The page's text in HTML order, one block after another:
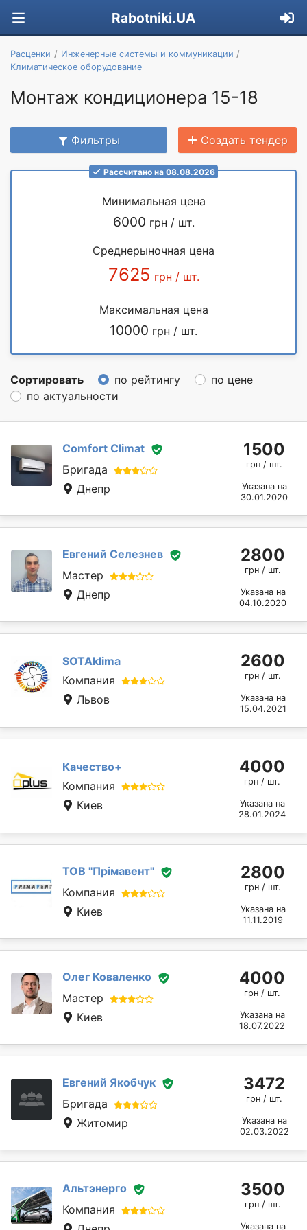
Rabotniki.UA
Расценки
Инженерные системы и коммуникации
Климатическое оборудование
Монтаж кондиционера 15-18
Фильтры Создать тендер
Рассчитано на 08.08.2026
Минимальная цена
6000 грн / шт.
Среднерыночная цена
7625 грн / шт.
Максимальная цена
10000 грн / шт.
Сортировать по рейтингу
по цене
по актуальности
Comfort Climat
Бригада
Днепр
1500
грн / шт.
Указана на
30.01.2020
Евгений Селезнев
Мастер
Днепр
2800
грн / шт.
Указана на
04.10.2020
SOTAklima
Компания
Львов
2600
грн / шт.
Указана на
15.04.2021
Качество+
Компания
Киев
4000
грн / шт.
Указана на
28.01.2024
ТОВ "Прімавент"
Компания
Киев
2800
грн / шт.
Указана на
11.11.2019
Олег Коваленко
Мастер
Киев
4000
грн / шт.
Указана на
18.07.2022
Евгений Якобчук
Бригада
Житомир
3472
грн / шт.
Указана на
02.03.2022
Альтэнерго
Компания
3500
грн / шт.
Указана на